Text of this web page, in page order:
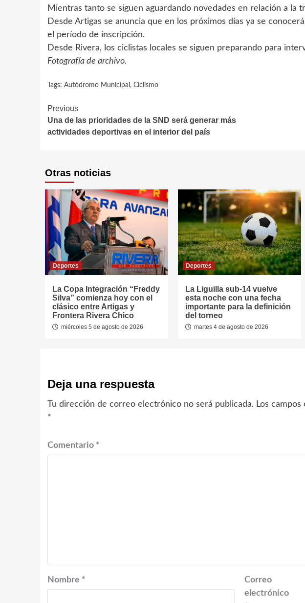
Mientras tanto se siguen aguardando novedades en relación a la
Desde Artigas se anuncia que en los próximos días ya se
el período de inscripción.
Desde Rivera, los ciclistas locales se siguen preparando para
Fotografía de archivo.
Tags: Autódromo Municipal , Ciclismo
Continue
Reading
Previous
Una de las prioridades de la SND será generar más
actividades deportivas en el interior del país
Otras noticias
Deportes
La Copa Integración “Freddy
Silva” comienza hoy con el
clásico entre Artigas y
Frontera Rivera Chico
miércoles 5 de agosto de 2026
Deportes
La Liguilla sub-14 vuelve
esta noche con una fecha
importante para la definición
del torneo
martes 4 de agosto de 2026
Deja una respuesta
Tu dirección de correo electrónico no será publicada. Los
*
Comentario *
Nombre *
Correo
electrónico